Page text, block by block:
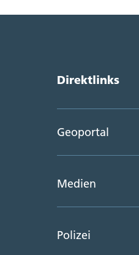
Direktlinks
Geoportal
Medien
Polizei